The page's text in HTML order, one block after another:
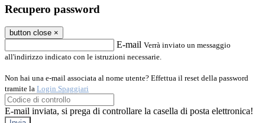
Recupero password
button close ×
E-mail Verrà inviato un messaggio
all'indirizzo indicato con le istruzioni necessarie.
Non hai una e-mail associata al nome utente? Effettua il reset della password
tramite la Login Spaggiari
E-mail inviata, si prega di controllare la casella di posta elettronica!